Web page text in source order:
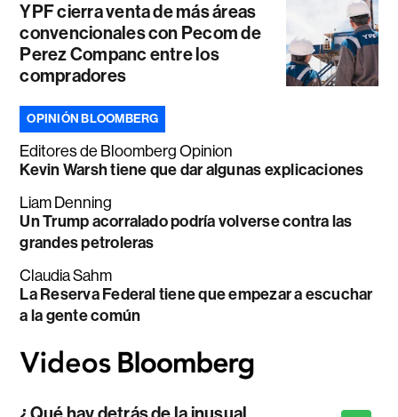
YPF cierra venta de más áreas
convencionales con Pecom de
Perez Companc entre los
compradores
OPINIÓN BLOOMBERG
Editores de Bloomberg Opinion
Kevin Warsh tiene que dar algunas explicaciones
Liam Denning
Un Trump acorralado podría volverse contra las
grandes petroleras
Claudia Sahm
La Reserva Federal tiene que empezar a escuchar
a la gente común